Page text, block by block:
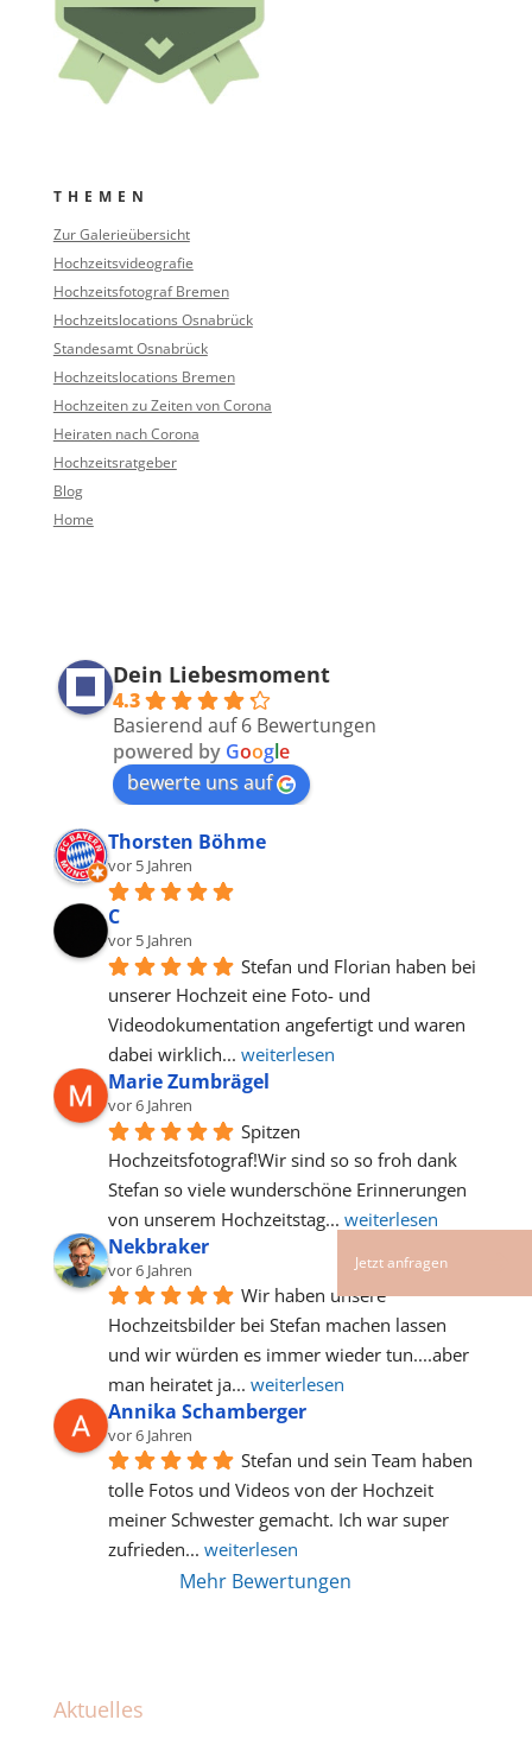
THEMEN
Zur Galerieübersicht
Hochzeitsvideografie
Hochzeitsfotograf Bremen
Hochzeitslocations Osnabrück
Standesamt Osnabrück
Hochzeitslocations Bremen
Hochzeiten zu Zeiten von Corona
Heiraten nach Corona
Hochzeitsratgeber
Blog
Home
Dein Liebesmoment
4.3
Basierend auf 6 Bewertungen
powered by Google
bewerte uns auf
Thorsten Böhme
vor 5 Jahren
C
vor 5 Jahren
Stefan und Florian haben bei
unserer Hochzeit eine Foto- und
Videodokumentation angefertigt und waren
dabei wirklich... weiterlesen
Marie Zumbrägel
vor 6 Jahren
Spitzen
Hochzeitsfotograf!Wir sind so so froh dank
Stefan so viele wunderschöne Erinnerungen
von unserem Hochzeitstag... weiterlesen
Nekbraker
vor 6 Jahren
Wir haben unsere
Hochzeitsbilder bei Stefan machen lassen
und wir würden es immer wieder tun....aber
man heiratet ja... weiterlesen
Annika Schamberger
vor 6 Jahren
Stefan und sein Team haben
tolle Fotos und Videos von der Hochzeit
meiner Schwester gemacht. Ich war super
zufrieden... weiterlesen
Mehr Bewertungen
Aktuelles